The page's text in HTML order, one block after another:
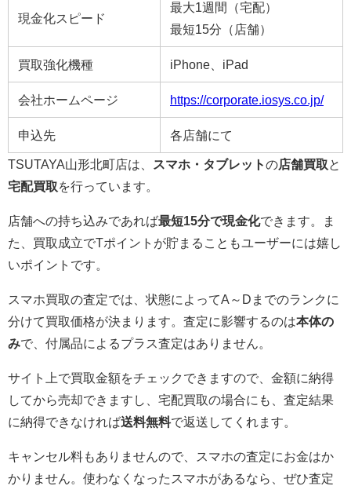
現金化スピード
最大1週間（宅配）
最短15分（店舗）
買取強化機種 iPhone、iPad
会社ホームページ https://corporate.iosys.co.jp/
申込先 各店舗にて
TSUTAYA山形北町店は、 スマホ・タブレットの店舗買取と
宅配買取を行っています。
店舗への持ち込みであれば最短15分で現金化できます。ま
た、買取成立でTポイントが貯まることもユーザーには嬉し
いポイントです。
スマホ買取の査定では、状態によってA～Dまでのランクに
分けて買取価格が決まります。査定に影響するのは本体の
みで、付属品によるプラス査定はありません。
サイト上で買取金額をチェックできますので、金額に納得
してから売却できますし、宅配買取の場合にも、査定結果
に納得できなければ送料無料で返送してくれます。
キャンセル料もありませんので、スマホの査定にお金はか
かりません。使わなくなったスマホがあるなら、ぜひ査定